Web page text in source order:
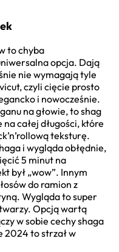
to chyba
opcja. Dają
nie wymagają tyle
czyli cięcie prosto
i nowocześnie.
na głowie, to shag
całej długości, które
teksturę.
i wygląda obłędnie,
5 minut na
był „wow”. Innym
do ramion z
Wygląda to super
Opcją wartą
w sobie cechy shaga
2024 to strzał w